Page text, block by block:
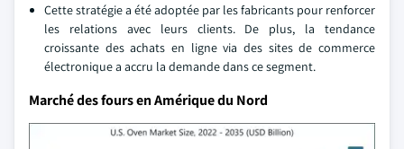
Cette stratégie a été adoptée par les fabricants pour renforcer
les relations avec leurs clients. De plus, la tendance
croissante des achats en ligne via des sites de commerce
électronique a accru la demande dans ce segment.
Marché des fours en Amérique du Nord